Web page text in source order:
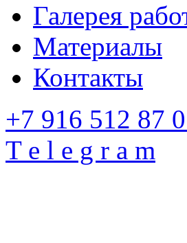
Галерея
Материалы
Контакты
+7 916 512 87
T e l e g r a m